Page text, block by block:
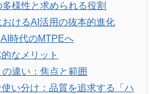
様性と求められる役割
けるAI活用の抜本的進化
時代のMTPEへ
なメリット
違い：焦点と範囲
い分け：品質を追求する「ハ